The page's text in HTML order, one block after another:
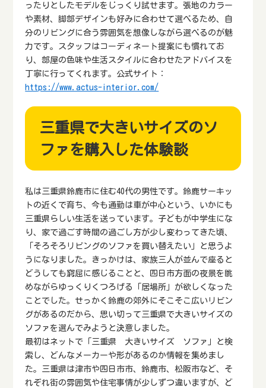
ったりとしたモデルをじっくり試せます。張地のカラー
や素材、脚部デザインも好みに合わせて選べるため、自
分のリビングに合う雰囲気を想像しながら選べるのが魅
力です。スタッフはコーディネート提案にも慣れてお
り、部屋の色味や生活スタイルに合わせたアドバイスを
丁寧に行ってくれます。公式サイト：
https://www.actus-interior.com/
三重県で大きいサイズのソ
ファを購入した体験談
私は三重県鈴鹿市に住む40代の男性です。鈴鹿サーキッ
トの近くで育ち、今も通勤は車が中心という、いかにも
三重県らしい生活を送っています。子どもが中学生にな
り、家で過ごす時間の過ごし方が少し変わってきた頃、
「そろそろリビングのソファを買い替えたい」と思うよ
うになりました。きっかけは、家族三人が並んで座ると
どうしても窮屈に感じることと、四日市方面の夜景を眺
めながらゆっくりくつろげる「居場所」が欲しくなった
ことでした。せっかく鈴鹿の郊外にそこそこ広いリビン
グがあるのだから、思い切って三重県で大きいサイズの
ソファを選んでみようと決意しました。
最初はネットで「三重県 大きいサイズ ソファ」と検
索し、どんなメーカーや形があるのか情報を集めまし
た。三重県は津市や四日市市、鈴鹿市、松阪市など、そ
れぞれ街の雰囲気や住宅事情が少しずつ違いますが、ど